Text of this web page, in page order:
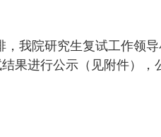
我院研究生复试工作领
果进行公示（见附件），